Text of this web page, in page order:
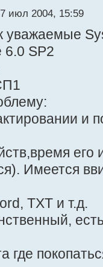
июл 2004, 15:59
уважаемые
SP2
и
его
Имеется
TXT и т.д.
где